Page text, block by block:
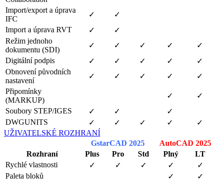
Import/export a úprava
IFC
✓
✓
Import a úprava RVT
✓
✓
Režim jednoho
dokumentu (SDI)
✓ ✓ ✓ ✓
✓
Digitální podpis
✓ ✓ ✓ ✓
✓
Obnovení původních
nastavení
✓ ✓ ✓ ✓
✓
Připomínky
(MARKUP)
✓
✓
Soubory STEP/IGES
✓ ✓
✓
DWGUNITS
✓ ✓ ✓ ✓
✓
UŽIVATELSKÉ ROZHRANÍ
GstarCAD 2025
AutoCAD 2025
Rozhraní
Plus Pro Std Plný
LT
Rychlé vlastnosti
✓ ✓ ✓ ✓
✓
Paleta bloků
✓
✓